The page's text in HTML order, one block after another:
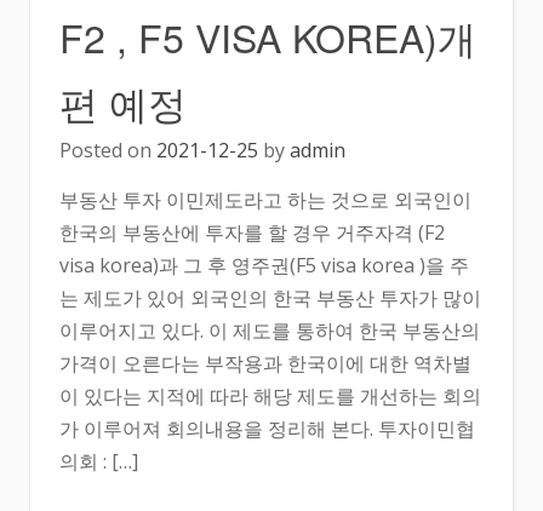
F2 , F5 VISA KOREA)개
편 예정
Posted on 2021-12-25 byadmin
부동산 투자 이민제도라고 하는 것으로 외국인이
한국의 부동산에 투자를 할 경우 거주자격 (F2
visa korea)과 그 후 영주권(F5 visa korea )을 주
는 제도가 있어 외국인의 한국 부동산 투자가 많이
이루어지고 있다. 이 제도를 통하여 한국 부동산의
가격이 오른다는 부작용과 한국이에 대한 역차별
이 있다는 지적에 따라 해당 제도를 개선하는 회의
가 이루어져 회의내용을 정리해 본다. 투자이민협
의회 : […]